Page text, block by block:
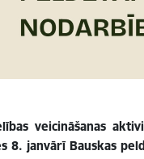
veicināšanas
8. janvārī Bauskas